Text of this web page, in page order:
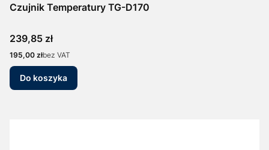
Czujnik Temperatury TG-D170
Cena
239,85 zł
Cena
195,00 złbez VAT
Do koszyka